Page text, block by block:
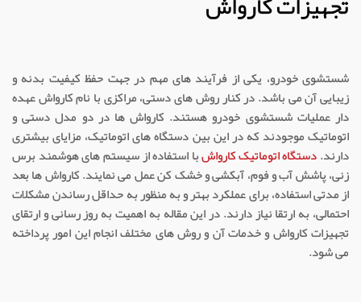
شستشوی خودرو، یکی از فرآیند های مهم در جهت حفظ کیفیت بدنه و
زیبایی آن می باشد. در کنار روش های دستی، مراکزی با نام کارواش عهده
دار عملیات شستشوی خودرو هستند. کارواش ها در دو مدل دستی و
اتوماتیک موجودند که در این بین دستگاه های اتوماتیک، مزایای بیشتری
دارند.دستگاه اتوماتیک کارواشبا استفاده از سیستم های هوشمند برس
زنی، پاشش آب و فوم، آبکشی و خشک کن عمل می نمایند. کارواش ها بعد
از مدتی استفاده، برای عملکرد بهتر و به منظور به حداقل رساندن مشکلات
احتمالی، به ارتقا نیاز دارند. در این مقاله به اهمیت به روز رسانی و ارتقای
تجهیزات کارواش و خدمات آن و روش های مختلف انجام این امور پرداخته
می شود.